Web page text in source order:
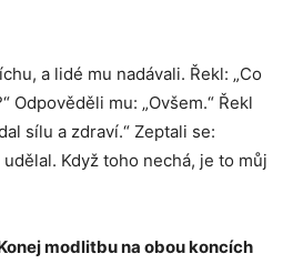
a lidé mu nadávali. Řekl: „Co
mu: „Ovšem.“ Řekl
sílu a zdraví.“ Zeptali se:
Když toho nechá, je to můj
modlitbu na obou koncích